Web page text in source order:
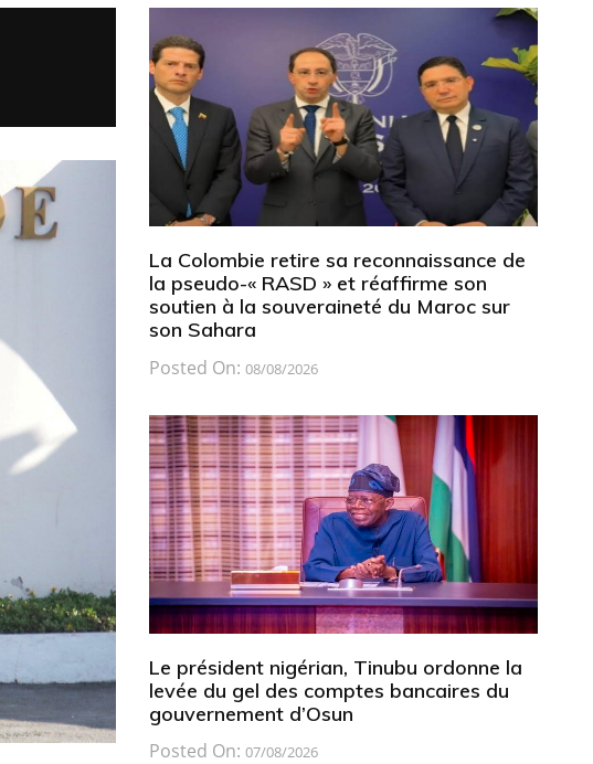
La Colombie retire sa reconnaissance de
la pseudo-« RASD » et réaffirme son
soutien à la souveraineté du Maroc sur
son Sahara
Posted On: 08/08/2026
Le président nigérian, Tinubu ordonne la
levée du gel des comptes bancaires du
gouvernement d’Osun
Posted On: 07/08/2026